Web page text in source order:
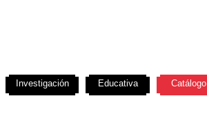
Investigación Educativa Catálogo